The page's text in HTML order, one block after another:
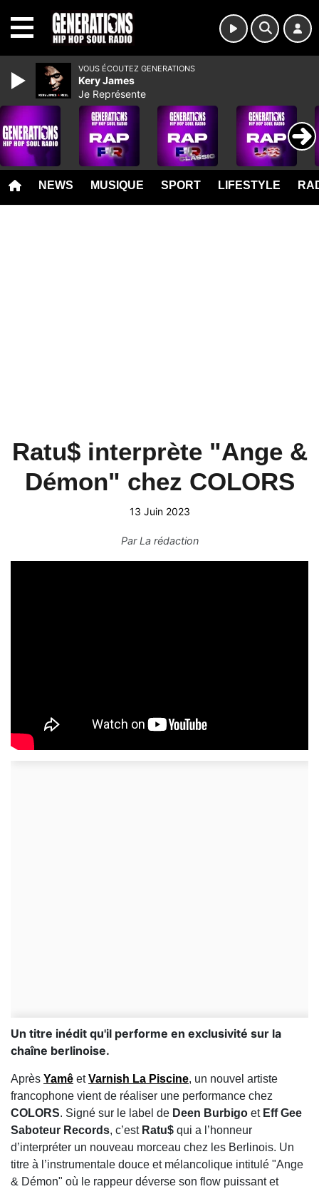
NEWS MUSIQUE SPORT LIFESTYLE
Ratu$ interprète "Ange &
Démon" chez COLORS
13 Juin 2023
ParLa rédaction
Un titre inédit qu'il performe en exclusivité sur la
chaîne berlinoise.
Après Yamê etVarnish La Piscine, un nouvel artiste
francophone vient de réaliser une performance chez
COLORS. Signé sur le label de Deen Burbigo et Eff Gee
Saboteur Records, c’est Ratu$ qui a l’honneur
d’interpréter un nouveau morceau chez les Berlinois. Un
titre à l’instrumentale douce et mélancolique intitulé "Ange
& Démon" où le rappeur déverse son flow puissant et
VOUS ÉCOUTEZ GENERATIONS
Kery James
Je Représente